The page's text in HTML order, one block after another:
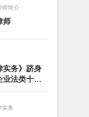
师简介
师
实务》跻身
业法类十大
实务